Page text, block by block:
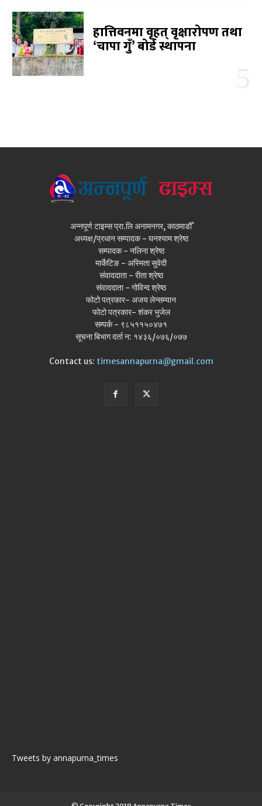
हात्तिवनमा वृहत् वृक्षारोपण तथा
‘चापा गुँ’ बोर्ड स्थापना
अन्नपूर्ण टाइम्स प्रा.लि अनामनगर, काठमाडौँ
अध्यक्ष/प्रधान सम्पादक - घनश्याम श्रेष्ठ
सम्पादक - नलिना श्रेष्ठ
मार्केटिङ - अस्मिता सुवेदी
संवाददाता - रीता श्रेष्ठ
संवाददाता - गोविन्द श्रेष्ठ
फोटो पत्रकार- अजय लेन्सम्यान
फोटो पत्रकार- शंकर भुजेल
सम्पर्क - ९८५११५०४७१
सूचना बिभाग दर्ता न: १४३६/०७६/०७७
Contact us: timesannapurna@gmail.com
Tweets by annapurna_times